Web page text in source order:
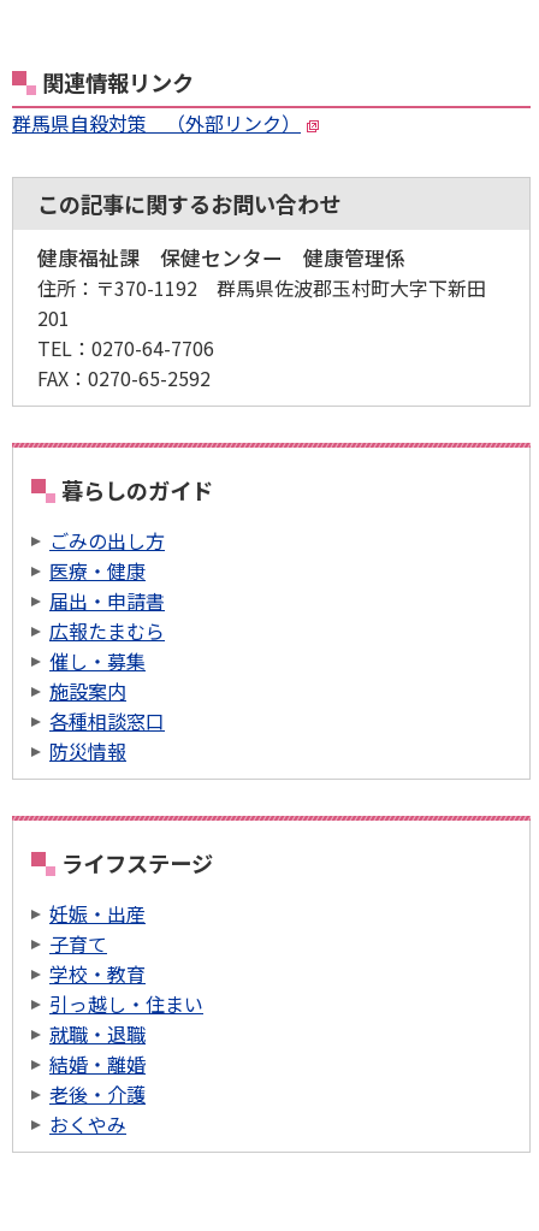
関連情報リンク
群馬県自殺対策 （外部リンク）
この記事に関するお問い合わせ
健康福祉課 保健センター 健康管理係
住所： 〒370-1192 群馬県佐波郡玉村町大字下新田
201
TEL： 0270-64-7706
FAX： 0270-65-2592
暮らしのガイド
ごみの出し方
医療・健康
届出・申請書
広報たまむら
催し・募集
施設案内
各種相談窓口
防災情報
ライフステージ
妊娠・出産
子育て
学校・教育
引っ越し・住まい
就職・退職
結婚・離婚
老後・介護
おくやみ